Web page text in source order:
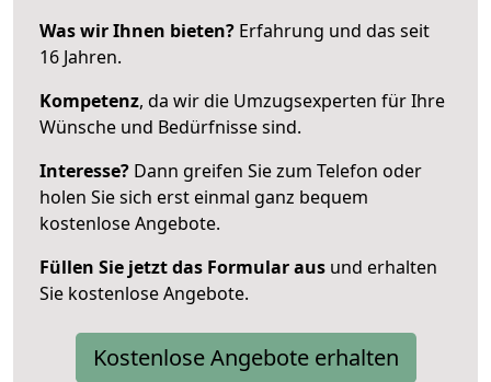
Was wir Ihnen bieten? Erfahrung und das seit
16 Jahren.
Kompetenz, da wir die Umzugsexperten für Ihre
Wünsche und Bedürfnisse sind.
Interesse? Dann greifen Sie zum Telefon oder
holen Sie sich erst einmal ganz bequem
kostenlose Angebote.
Füllen Sie jetzt das Formular aus und erhalten
Sie kostenlose Angebote.
Kostenlose Angebote erhalten